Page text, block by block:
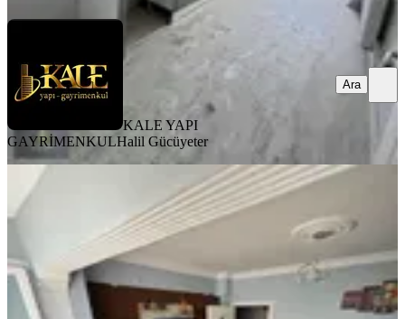
KALE YAPI
GAYRİMENKULHalil Gücüyeter
Ara
YENİ
Üzmez Gayrimenkuldan Ful Tadilatlı
Satılık 2-1 Daire
Bergama, Barbaros Mahallesi
120 m²·1. Kat·06.08.2026
2.800.000 ₺